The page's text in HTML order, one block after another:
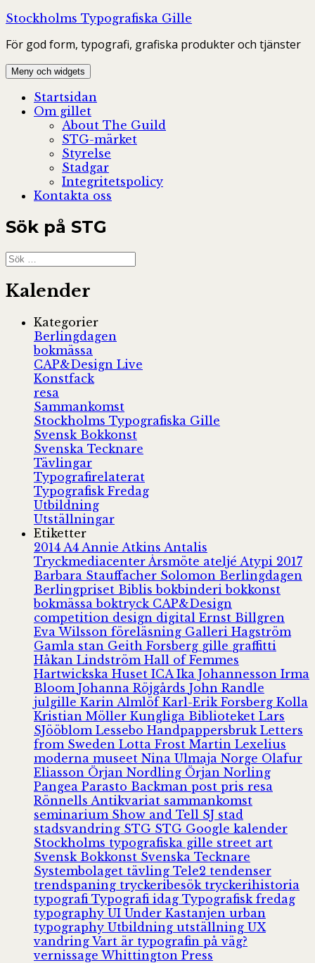
Hoppa
innehåll
Stockholms Typografiska Gille
För god form, typografi, grafiska produkter och tjänster
Meny och widgets
Startsidan
Om gillet
About The Guild
STG-märket
Styrelse
Stadgar
Integritetspolicy
Kontakta oss
Sök på STG
Sök
efter:
Kalender
Kategorier
Berlingdagen
bokmässa
CAP&Design Live
Konstfack
resa
Sammankomst
Stockholms Typografiska Gille
Svensk Bokkonst
Svenska Tecknare
Tävlingar
Typografirelaterat
Typografisk Fredag
Utbildning
Utställningar
Etiketter
2014 A4 Annie Atkins Antalis
Tryckmediacenter Årsmöte ateljé Atypi 2017
Barbara Stauffacher Solomon Berlingdagen
Berlingpriset Biblisbokbinderibokkonst
bokmässaboktryck CAP&Design
competition design digital Ernst Billgren
Eva Wilsson föreläsning Galleri Hagström
Gamla stan Geith Forsberg gille graffitti
Håkan Lindström Hall of Femmes
Hartwickska Huset ICA Ika Johannesson Irma
Bloom Johanna Röjgårds John Randle
julgille Karin Almlöf Karl-Erik Forsberg Kolla
Kristian Möller Kungliga Biblioteket Lars
SJööblom Lessebo Handpappersbruk Letters
from Sweden Lotta Frost Martin Lexelius
moderna museet Nina Ulmaja Norge Olafur
Eliasson Örjan Nordling Örjan Norling
Pangea Parasto Backman post pris resa
Rönnells Antikvariat sammankomst
seminarium Show and Tell SJ stad
stadsvandring STG STG Google kalender
Stockholms typografiska gille street art
Svensk Bokkonst Svenska Tecknare
Systembolaget tävling Tele2 tendenser
trendspaning tryckeribesök tryckerihistoria
typografi Typografi idag Typografisk fredag
typography UI Under Kastanjen urban
typography Utbildning utställning UX
vandring Vart är typografin på väg?
vernissage Whittington Press